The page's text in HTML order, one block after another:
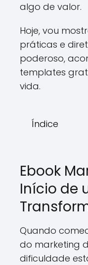
algo de valor.
Hoje, vou
práticas e
poderoso,
templates
vida.
Índice
Ebook
Início de
Quando
do marketing
dificuldade